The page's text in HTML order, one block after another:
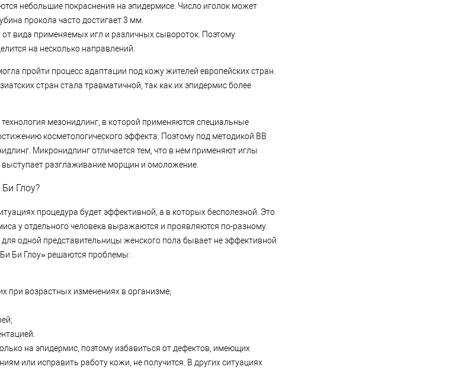
небольшие покраснения на эпидермисе. Число иголок может
прокола часто достигает 3 мм.
от вида применяемых игл и различных сывороток. Поэтому
на несколько направлений.
пройти процесс адаптации под кожу жителей европейских стран.
стран стала травматичной, так как их эпидермис более
мезонидлинг, в которой применяются специальные
косметологического эффекта. Поэтому под методикой BB
Микронидлинг отличается тем, что в нем применяют иглы
разглаживание морщин и омоложение.
Глоу?
процедура будет эффективной, а в которых бесполезной. Это
у отдельного человека выражаются и проявляются по-разному.
одной представительницы женского пола бывает не эффективной
Би Глоу» решаются проблемы:
при возрастных изменениях в организме;
на эпидермис, поэтому избавиться от дефектов, имеющих
или исправить работу кожи, не получится. В других ситуациях